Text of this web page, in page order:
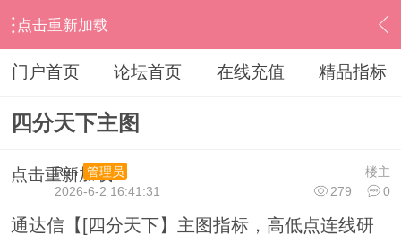
点击重新加载
› 通达信指标公式 › 主图公式 › 内容
门户首页 论坛首页 在线充值 精品指标
四分天下主图
点击重新加载 楼主
Run
管理员
279
0
2026-6-2 16:41:31
通达信【[四分天下】主图指标，高低点连线研